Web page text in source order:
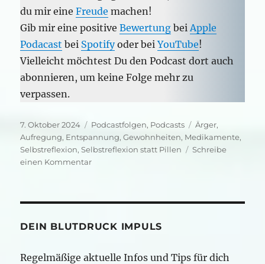
du mir eineFreude machen!
Gib mir eine positiveBewertung beiApple
Podacast bei Spotifyoder beiYouTube!
Vielleicht möchtest Du den Podcast dort auch
abonnieren, um keine Folge mehr zu
verpassen.
Veröffentlicht
am
7. Oktober 2024 Kategorien
Podcastfolgen, Podcasts Schlagwörter
Ärger,
Aufregung, Entspannung,Gewohnheiten, Medikamente,
Selbstreflexion,Selbstreflexion statt Pillen
Schreibe
einen Kommentarzu
DEIN BLUTDRUCK IMPULS
Regelmäßige aktuelle Infos und Tips für dich